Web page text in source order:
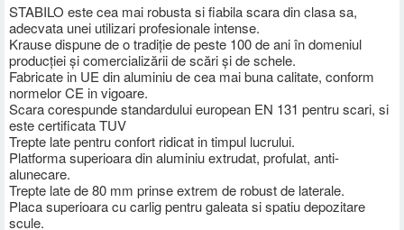
STABILO este cea mai robusta si fiabila scara din clasa sa,
adecvata unei utilizari profesionale intense.
Krause dispune de o tradiţie de peste 100 de ani în domeniul
producţiei şi comercializării de scări şi de schele.
Fabricate in UE din aluminiu de cea mai buna calitate, conform
normelor CE in vigoare.
Scara corespunde standardului european EN 131 pentru scari, si
este certificata TUV
Trepte late pentru confort ridicat in timpul lucrului.
Platforma superioara din aluminiu extrudat, profulat, anti-
alunecare.
Trepte late de 80 mm prinse extrem de robust de laterale.
Placa superioara cu carlig pentru galeata si spatiu depozitare
scule.